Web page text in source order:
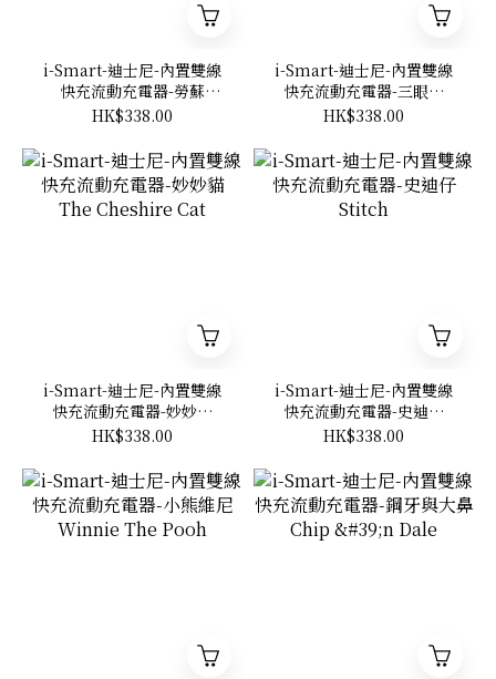
i-Smart-迪士尼-內置雙線
快充流動充電器-勞蘇
Lotso
HK$338.00
i-Smart-迪士尼-內置雙線
快充流動充電器-三眼仔
Alien
HK$338.00
i-Smart-迪士尼-內置雙線
快充流動充電器-妙妙貓
The Cheshire Cat
HK$338.00
i-Smart-迪士尼-內置雙線
快充流動充電器-史迪仔
Stitch
HK$338.00